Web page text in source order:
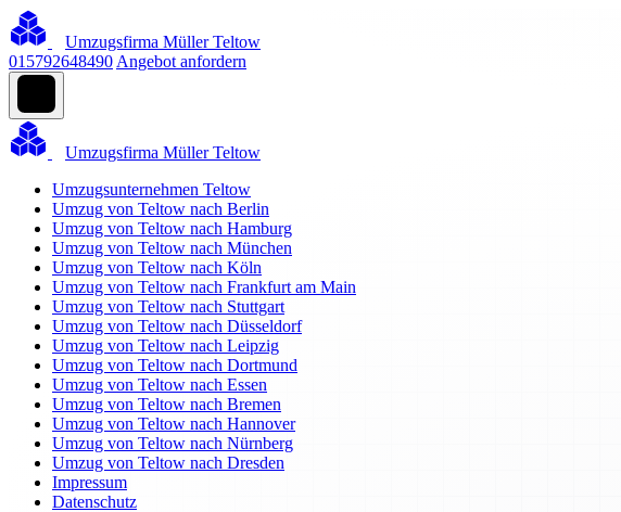
Umzugsfirma Müller Teltow
015792648490 Angebot anfordern
Umzugsfirma Müller Teltow
Umzugsunternehmen Teltow
Umzug von Teltow nach Berlin
Umzug von Teltow nach Hamburg
Umzug von Teltow nach München
Umzug von Teltow nach Köln
Umzug von Teltow nach Frankfurt am Main
Umzug von Teltow nach Stuttgart
Umzug von Teltow nach Düsseldorf
Umzug von Teltow nach Leipzig
Umzug von Teltow nach Dortmund
Umzug von Teltow nach Essen
Umzug von Teltow nach Bremen
Umzug von Teltow nach Hannover
Umzug von Teltow nach Nürnberg
Umzug von Teltow nach Dresden
Impressum
Datenschutz